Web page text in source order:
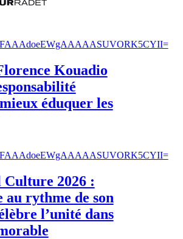
Kouadio
éduquer les
2026 :
rythme de son
l’unité dans